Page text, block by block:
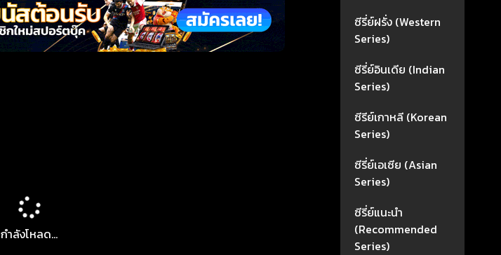
กำลังโหลด...
ซีรี่ย์ฝรั่ง (Western
Series)
ซีรี่ย์อินเดีย (Indian
Series)
ซีรีย์เกาหลี (Korean
Series)
ซีรี่ย์เอเซีย (Asian
Series)
ซีรี่ย์แนะนำ
(Recommended
Series)